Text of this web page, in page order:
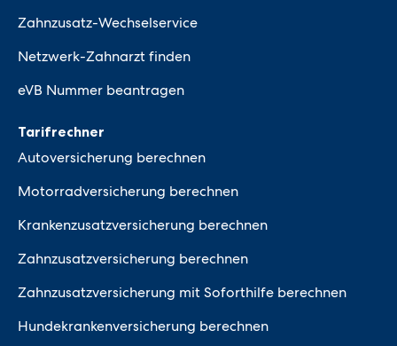
Zahnzusatz-Wechselservice
Netzwerk-Zahnarzt finden
eVB Nummer beantragen
Tarifrechner
Autoversicherung berechnen
Motorradversicherung berechnen
Krankenzusatzversicherung berechnen
Zahnzusatzversicherung berechnen
Zahnzusatzversicherung mit Soforthilfe berechnen
Hundekrankenversicherung berechnen